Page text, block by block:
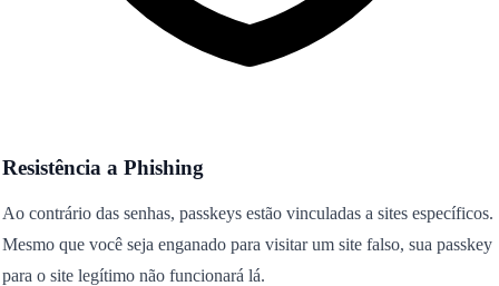
Resistência a Phishing
Ao contrário das senhas, passkeys estão vinculadas a sites específicos.
Mesmo que você seja enganado para visitar um site falso, sua passkey
para o site legítimo não funcionará lá.